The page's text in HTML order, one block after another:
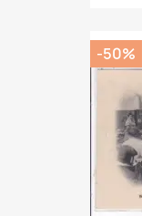
-50%